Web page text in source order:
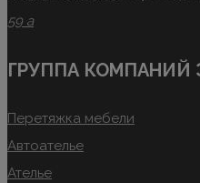
59 а
ГРУППА КОМПАНИЙ
Перетяжка мебели
Автоателье
Ателье